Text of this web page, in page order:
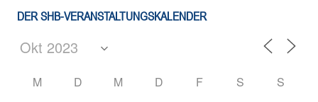
DER SHB-VERANSTALTUNGSKALENDER
M D M D F S S